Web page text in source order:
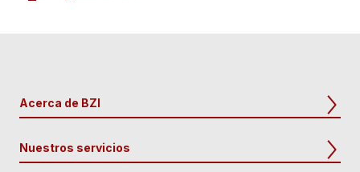
Acerca de BZI
Nuestros servicios